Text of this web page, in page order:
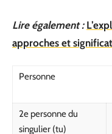
Lire également :
approches et
Personne
2e personne du
singulier (tu)